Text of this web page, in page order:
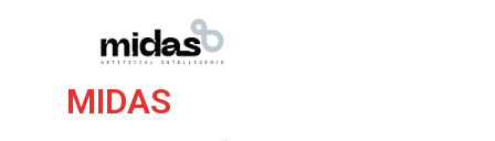
MIDAS